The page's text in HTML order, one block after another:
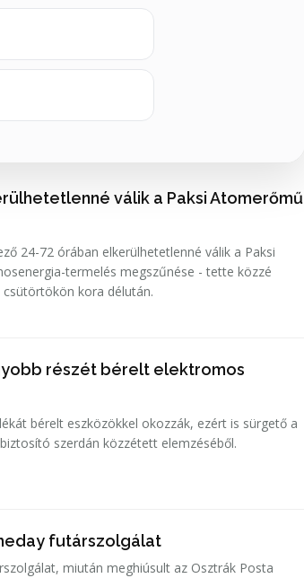
válik a Paksi Atomerőmű
24-72 órában elkerülhetetlenné válik a Paksi
termelés megszűnése - tette közzé
kora délután.
részét bérelt elektromos
bérelt eszközökkel okozzák, ezért is sürgető a
szerdán közzétett elemzéséből.
futárszolgálat
miután meghiúsult az Osztrák Posta